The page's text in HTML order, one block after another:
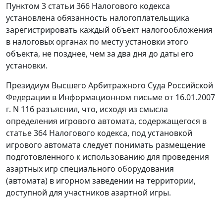
Пунктом 3 статьи 366 Налогового кодекса
установлена обязанность налогоплательщика
зарегистрировать каждый объект налогообложения
в налоговых органах по месту установки этого
объекта, не позднее, чем за два дня до даты его
установки.
Президиум Высшего Арбитражного Суда Российской
Федерации в Информационном письме от 16.01.2007
г. N 116 разъяснил, что, исходя из смысла
определения игрового автомата, содержащегося в
статье 364 Налогового кодекса, под установкой
игрового автомата следует понимать размещение
подготовленного к использованию для проведения
азартных игр специального оборудования
(автомата) в игорном заведении на территории,
доступной для участников азартной игры.